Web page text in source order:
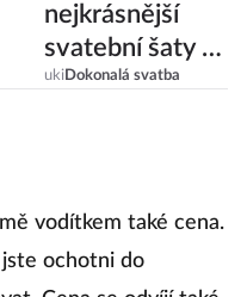
nejkrásnější
svatební šaty –
nabízíme
uki Dokonalá svatba
vodítkem také cena.
ochotni do